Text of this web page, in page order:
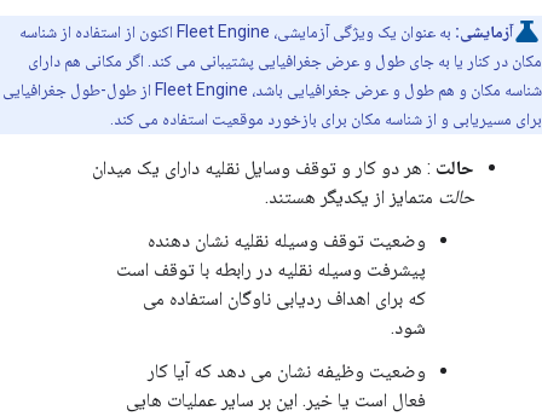
آزمایشی:
به عنوان یک ویژگی آزمایشی، Fleet Engine اکنون از استفاده از شناسه
مکان در کنار یا به جای طول و عرض جغرافیایی پشتیبانی می کند. اگر مکانی هم دارای
شناسه مکان و هم طول و عرض جغرافیایی باشد، Fleet Engine از طول-طول جغرافیایی
برای مسیریابی و از شناسه مکان برای بازخورد موقعیت استفاده می کند.
حالت : هر دو کار و توقف وسایل نقلیه دارای یک میدان
حالت متمایز از یکدیگر هستند.
وضعیت توقف وسیله نقلیه نشان دهنده
پیشرفت وسیله نقلیه در رابطه با توقف است
که برای اهداف ردیابی ناوگان استفاده می
شود.
وضعیت وظیفه نشان می دهد که آیا کار
فعال است یا خیر. این بر سایر عملیات هایی